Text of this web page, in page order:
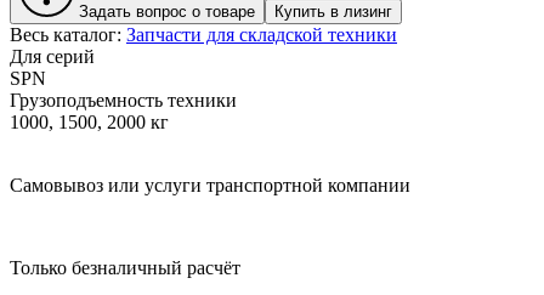
Задать вопрос о товаре Купить в лизинг
Весь каталог: Запчасти для складской техники
Для серий
SPN
Грузоподъемность техники
1000, 1500, 2000 кг
Самовывоз или услуги транспортной компании
Только безналичный расчёт